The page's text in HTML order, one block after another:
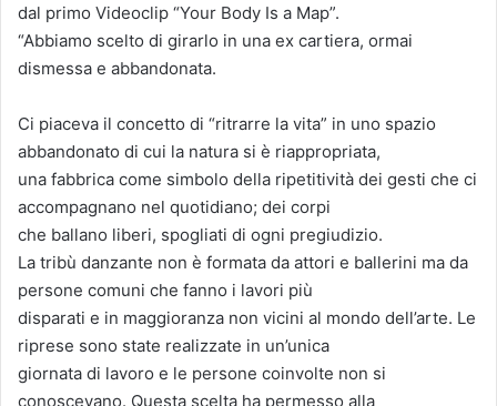
dal primo Videoclip “Your Body Is a Map”.
“Abbiamo scelto di girarlo in una ex cartiera, ormai
dismessa e abbandonata.
Ci piaceva il concetto di “ritrarre la vita” in uno spazio
abbandonato di cui la natura si è riappropriata,
una fabbrica come simbolo della ripetitività dei gesti che ci
accompagnano nel quotidiano; dei corpi
che ballano liberi, spogliati di ogni pregiudizio.
La tribù danzante non è formata da attori e ballerini ma da
persone comuni che fanno i lavori più
disparati e in maggioranza non vicini al mondo dell’arte. Le
riprese sono state realizzate in un’unica
giornata di lavoro e le persone coinvolte non si
conoscevano. Questa scelta ha permesso alla